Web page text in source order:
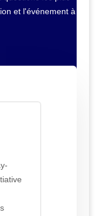
et l'événement à